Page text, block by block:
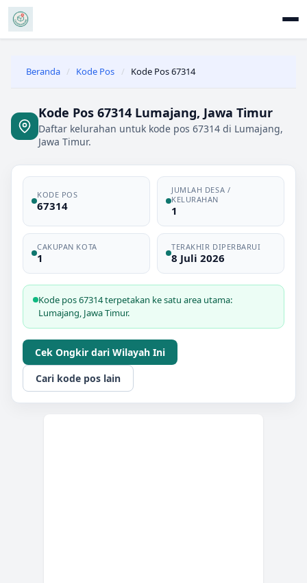
Beranda / Kode Pos / Kode Pos 67314
Kode Pos 67314 Lumajang, Jawa Timur
Daftar kelurahan untuk kode pos 67314 di Lumajang,
Jawa Timur.
KODE POS
67314
JUMLAH DESA /
KELURAHAN
1
CAKUPAN KOTA
1
TERAKHIR DIPERBARUI
8 Juli 2026
Kode pos 67314 terpetakan ke satu area utama:
Lumajang, Jawa Timur.
Cek Ongkir dari Wilayah Ini
Cari kode pos lain